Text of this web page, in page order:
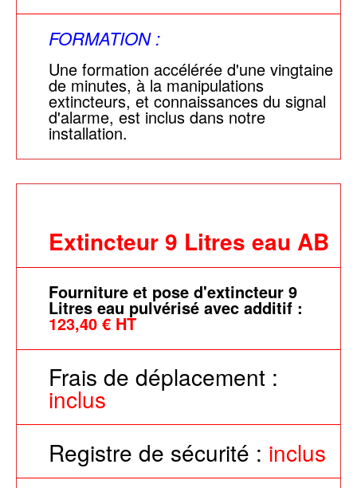
FORMATION :
Une formation accélérée d'une vingtaine
de minutes, à la manipulations
extincteurs, et connaissances du signal
d'alarme, est inclus dans notre
installation.
Extincteur 9 Litres eau AB
Fourniture et pose d'extincteur 9
Litres eau pulvérisé avec additif :
123,40 € HT
Frais de déplacement :
inclus
Registre de sécurité : inclus